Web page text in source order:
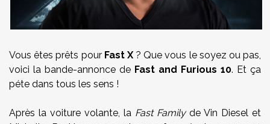
Vous êtes prêts pour Fast X? Que vous le soyez ou pas,
voici la bande-annonce de Fast and Furious 10. Et ça
péte dans tous les sens !
Après la voiture volante, la Fast Familyde Vin Diesel et